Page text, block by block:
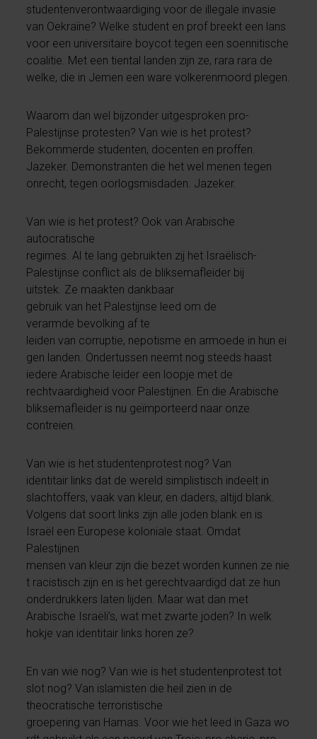
studentenverontwaardiging voor de illegale invasie
van Oekraïne? Welke student en prof breekt een lans
voor een universitaire boycot tegen een soennitische
coalitie. Met een tiental landen zijn ze, rara rara de
welke, die in Jemen een ware volkerenmoord plegen.
Waarom dan wel bijzonder uitgesproken pro-
Palestijnse protesten? Van wie is het protest?
Bekommerde studenten, docenten en proffen.
Jazeker. Demonstranten die het wel menen tegen
onrecht, tegen oorlogsmisdaden. Jazeker.
Van wie is het protest? Ook van Arabische
autocratische
regimes. Al te lang gebruikten zij het Israëlisch-
Palestijnse conflict als de bliksemafleider bij
uitstek. Ze maakten dankbaar
gebruik van het Palestijnse leed om de
verarmde bevolking af te
leiden van corruptie, nepotisme en armoede in hun ei
gen landen. Ondertussen neemt nog steeds haast
iedere Arabische leider een loopje met de
rechtvaardigheid voor Palestijnen. En die Arabische
bliksemafleider is nu geïmporteerd naar onze
contreien.
Van wie is het studentenprotest nog? Van
identitair links dat de wereld simplistisch indeelt in
slachtoffers, vaak van kleur, en daders, altijd blank.
Volgens dat soort links zijn alle joden blank en is
Israël een Europese koloniale staat. Omdat
Palestijnen
mensen van kleur zijn die bezet worden kunnen ze nie
t racistisch zijn en is het gerechtvaardigd dat ze hun
onderdrukkers laten lijden. Maar wat dan met
Arabische Israëli’s, wat met zwarte joden? In welk
hokje van identitair links horen ze?
En van wie nog? Van wie is het studentenprotest tot
slot nog? Van islamisten die heil zien in de
theocratische terroristische
groepering van Hamas. Voor wie het leed in Gaza wo